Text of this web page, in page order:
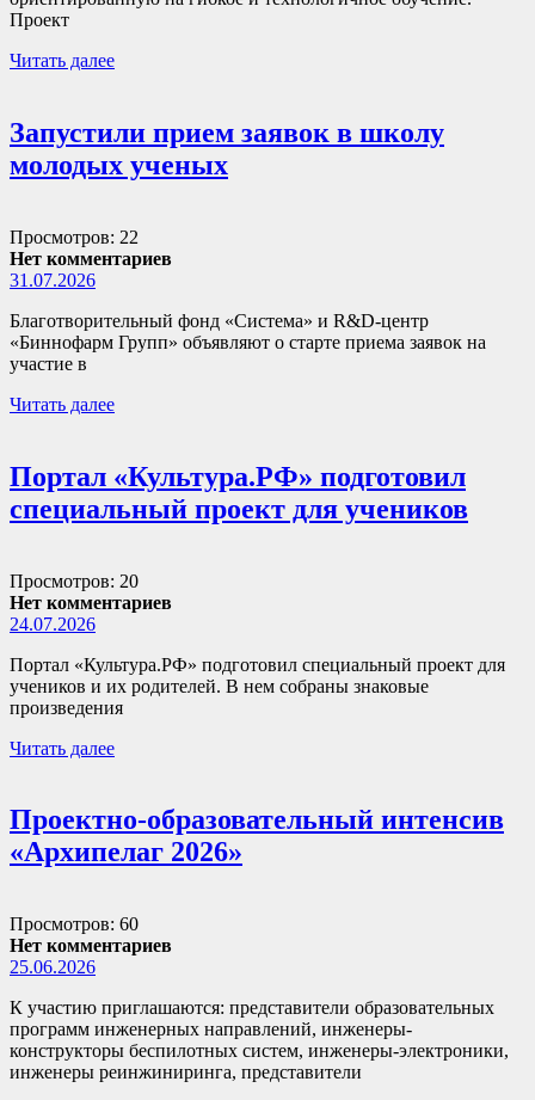
Проект
Читать далее
Запустили прием заявок в школу
молодых ученых
Просмотров: 22
Нет комментариев
31.07.2026
Благотворительный фонд «Система» и R&D-центр
«Биннофарм Групп» объявляют о старте приема заявок на
участие в
Читать далее
Портал «Культура.РФ» подготовил
специальный проект для учеников
Просмотров: 20
Нет комментариев
24.07.2026
Портал «Культура.РФ» подготовил специальный проект для
учеников и их родителей. В нем собраны знаковые
произведения
Читать далее
Проектно-образовательный интенсив
«Архипелаг 2026»
Просмотров: 60
Нет комментариев
25.06.2026
К участию приглашаются: представители образовательных
программ инженерных направлений, инженеры-
конструкторы беспилотных систем, инженеры-электроники,
инженеры реинжиниринга, представители